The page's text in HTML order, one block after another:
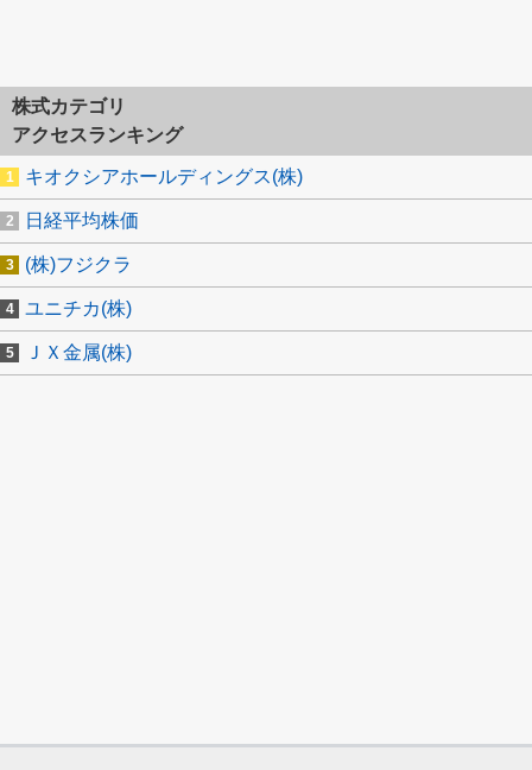
株式カテゴリ
アクセスランキング
キオクシアホールディングス(株)
日経平均株価
(株)フジクラ
ユニチカ(株)
ＪＸ金属(株)